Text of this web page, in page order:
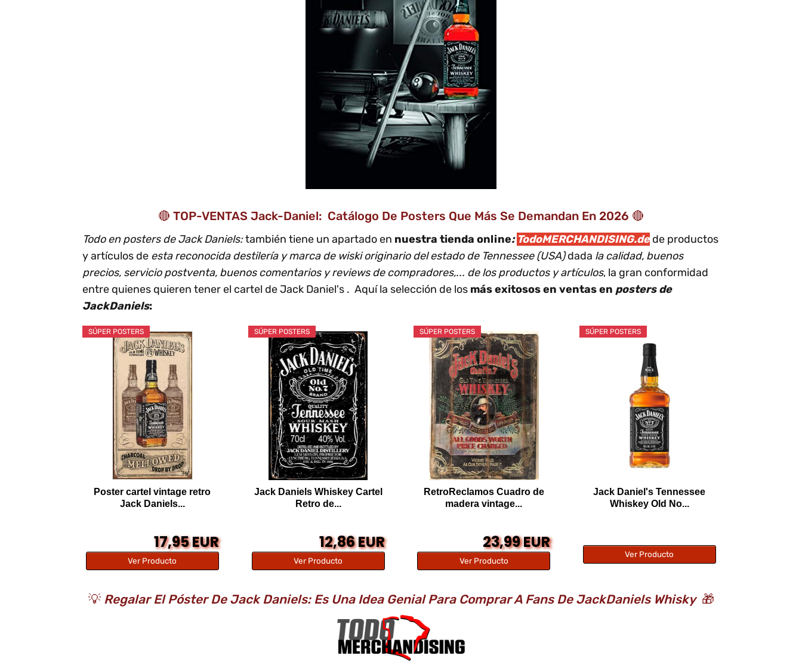
🔴 TOP-VENTAS Jack-Daniel: Catálogo De Posters Que Más Se Demandan En 2026 🔴
Todo en posters de Jack Daniels:también tiene un apartado en nuestra tienda online: TodoMERCHANDISING.de de productos
y artículos de esta reconocida destilería y marca de wiski originario del estado de Tennessee (USA)dada la calidad, buenos
precios, servicio postventa, buenos comentarios y reviews de compradores,... de los productos y artículos, la gran conformidad
entre quienes quieren tener el cartel de Jack Daniel's . Aquí la selección de los más exitosos en ventas en posters de
JackDaniels:
SÚPER POSTERS
Poster cartel vintage retro
Jack Daniels...
17,95 EUR
Ver Producto
SÚPER POSTERS
Jack Daniels Whiskey Cartel
Retro de...
12,86 EUR
Ver Producto
SÚPER POSTERS
RetroReclamos Cuadro de
madera vintage...
23,99 EUR
Ver Producto
SÚPER POSTERS
Jack Daniel's Tennessee
Whiskey Old No...
Ver Producto
💡Regalar El Póster De Jack Daniels: Es Una Idea Genial Para Comprar A Fans De JackDaniels Whisky 🎁